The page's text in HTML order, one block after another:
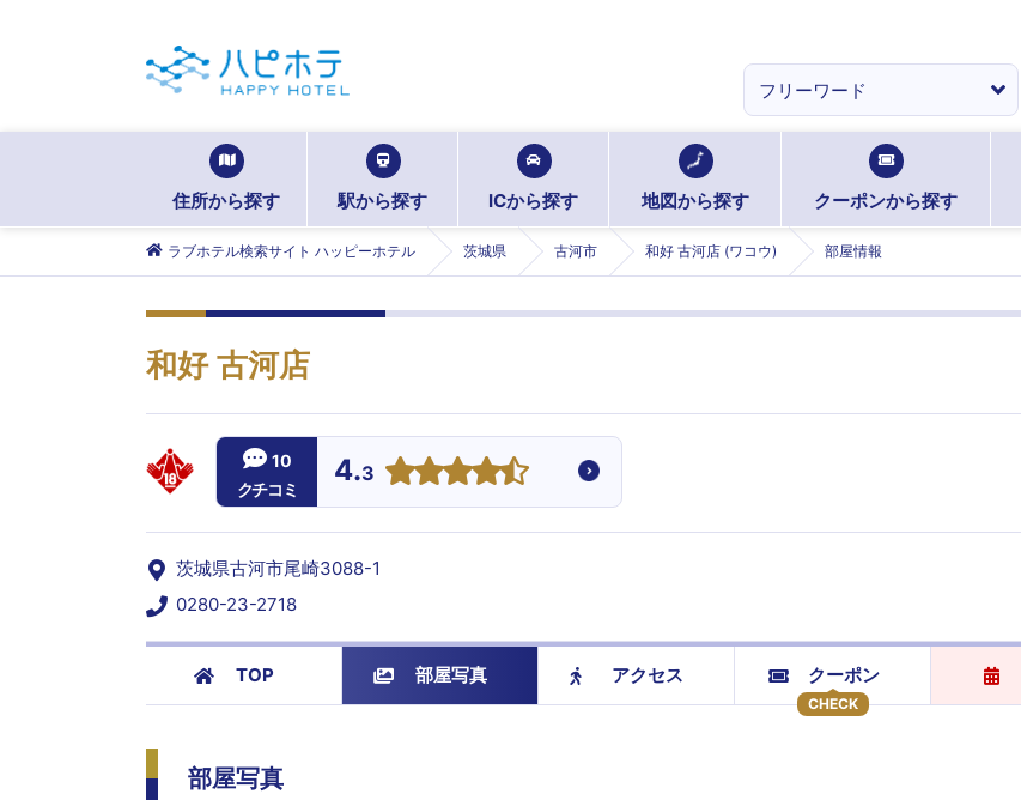
住所から探す 駅から探す ICから探す 地図から探す クーポンから探す
ラブホテル検索サイト ハッピーホテル 茨城県 古河市 和好 古河店 (ワコウ) 部屋情報
和好 古河店
10
クチコミ
4.3
茨城県古河市尾崎3088-1
0280-23-2718
TOP 部屋写真 アクセス
CHECK
クーポン
部屋写真